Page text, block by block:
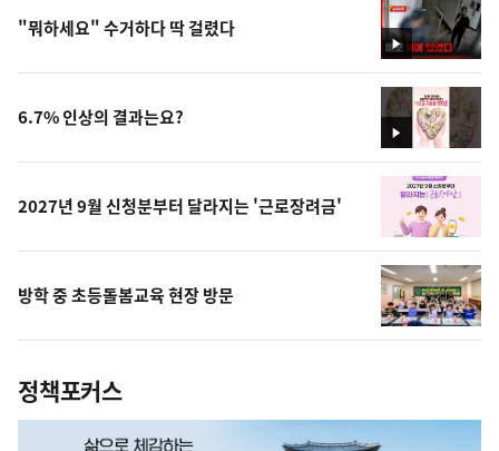
영
상
"뭐하세요" 수거하다 딱 걸렸다
영
상
6.7% 인상의 결과는요?
2027년 9월 신청분부터 달라지는 '근로장려금'
방학 중 초등돌봄교육 현장 방문
정책포커스